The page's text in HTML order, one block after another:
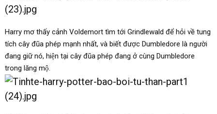
Harry mơ thấy cảnh Voldemort tìm tới Grindlewald để hỏi về tung
tích cây đũa phép mạnh nhất, và biết được Dumbledore là người
đang giữ nó, hiện tại cây đũa phép đang ở cùng Dumbledore
trong lăng mộ.